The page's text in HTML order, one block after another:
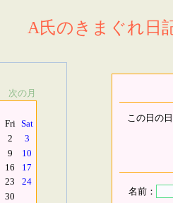
A氏のきまぐれ日
次の月
Fri Sat
2
3
9
10
16
17
23
24
30
この日の
名前：